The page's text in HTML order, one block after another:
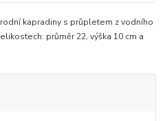
kapradiny s průpletem z vodního
průměr 22, výška 10 cm a